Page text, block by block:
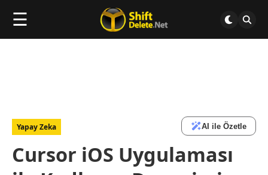
☰
Yapay Zeka AI ile Özetle
Cursor iOS Uygulaması